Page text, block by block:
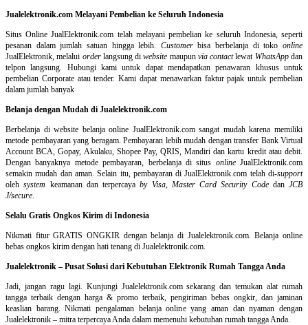
Jualelektronik.com Melayani Pembelian ke Seluruh Indonesia
Situs Online JualElektronik.com telah melayani pembelian ke seluruh Indonesia, seperti
pesanan dalam jumlah satuan hingga lebih. Customerbisa berbelanja di tokoonline
JualElektronik, melalui orderlangsung diwebsite maupun via contactlewat WhatsAppdan
telpon langsung
Hubungi kami untuk dapat mendapatkan penawaran khusus untuk
pembelian Corporate atau tender. Kami dapat menawarkan faktur pajak untuk pembelian
dalam jumlah banyak
Belanja dengan Mudah di Jualelektronik.com
Berbelanja diwebsite belanja online JualElektronik.com sangat mudah karena memiliki
metode pembayaran yang beragam. Pembayaran lebih mudah dengan transfer Bank Virtual
Account BCA, Gopay, Akulaku, Shopee Pay, QRIS, Mandiri dan kartu kredit atau debit.
Dengan banyaknya metode pembayaran, berbelanja di situs onlineJualElektronik.com
semakin mudah dan aman. Selain itu, pembayaran di JualElektronik.com telah di-support
olehsystem keamanan dan terpercayaby Visa, Master Card Security Codedan JCB
J/secure
Selalu Gratis Ongkos Kirim di Indonesia
Nikmati fitur GRATIS ONGKIR dengan belanja di Jualelektronik.com. Belanja online
bebas ongkos kirim dengan hati tenang di Jualelektronik.com.
Jualelektronik – Pusat Solusi dari Kebutuhan Elektronik Rumah Tangga Anda
Jadi, jangan ragu lagi. Kunjungi Jualelektronik.com sekarang dan temukan alat rumah
tangga terbaik dengan harga & promo terbaik, pengiriman bebas ongkir, dan jaminan
keaslian barang. Nikmati pengalaman belanja online yang aman dan nyaman dengan
Jualelektronik – mitra terpercaya Anda dalam memenuhi kebutuhan rumah tangga Anda.